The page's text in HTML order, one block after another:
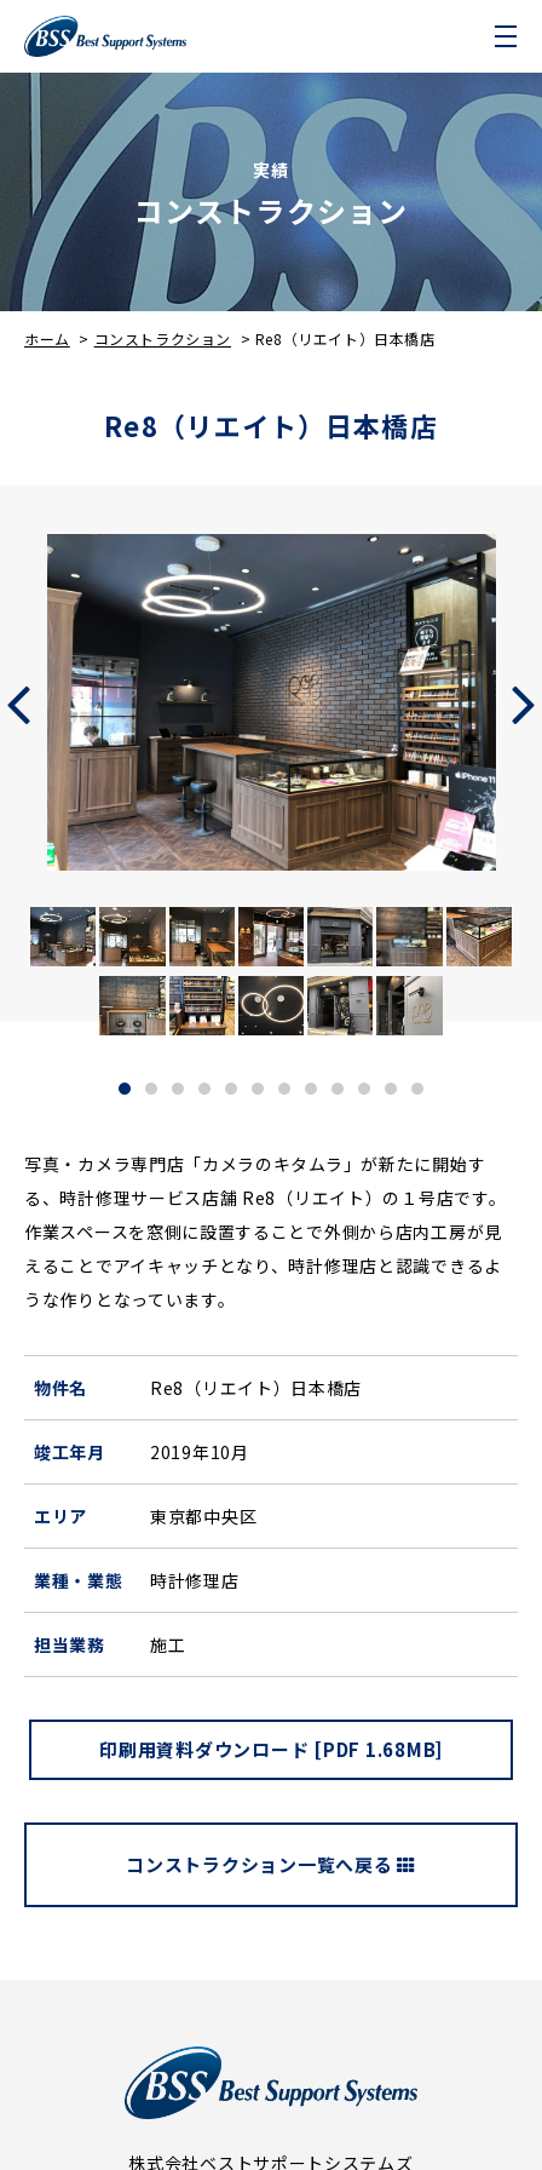
実績
コンストラクション
ホーム > コンストラクション > Re8（リエイト）日本橋店
Re8（リエイト）日本橋店
写真・カメラ専門店「カメラのキタムラ」が新たに開始す
る、時計修理サービス店舗 Re8（リエイト）の１号店です。
作業スペースを窓側に設置することで外側から店内工房が見
えることでアイキャッチとなり、時計修理店と認識できるよ
うな作りとなっています。
物件名 Re8（リエイト）日本橋店
竣工年月 2019年10月
エリア 東京都中央区
業種・業態 時計修理店
担当業務 施工
印刷用資料ダウンロード [PDF 1.68MB]
コンストラクション一覧へ戻る
株式会社ベストサポートシステムズ